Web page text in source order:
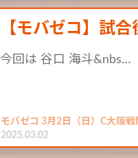
【モバゼコ】試
今回は 谷口 海斗&nbs…
モバゼコ 3月2日（日）C大阪
2025.03.02